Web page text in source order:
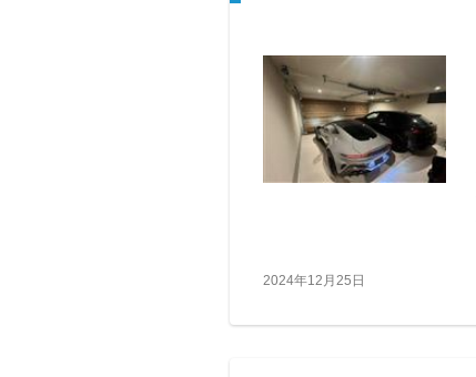
2024年12月25日